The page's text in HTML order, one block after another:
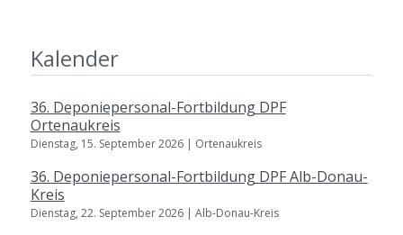
Kalender
36. Deponiepersonal-Fortbildung DPF
Ortenaukreis
Dienstag, 15. September 2026 | Ortenaukreis
36. Deponiepersonal-Fortbildung DPF Alb-Donau-
Kreis
Dienstag, 22. September 2026 | Alb-Donau-Kreis